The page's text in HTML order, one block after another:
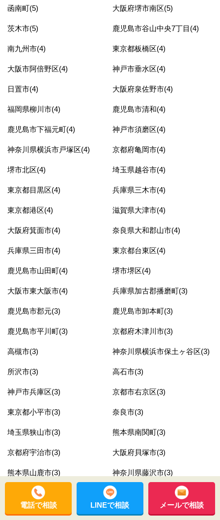
函南町(5) 大阪府堺市南区(5)
茨木市(5) 鹿児島市谷山中央7丁目(4)
南九州市(4) 東京都板橋区(4)
大阪市阿倍野区(4) 神戸市垂水区(4)
日置市(4) 大阪府泉佐野市(4)
福岡県柳川市(4) 鹿児島市清和(4)
鹿児島市下福元町(4) 神戸市須磨区(4)
神奈川県横浜市戸塚区(4) 京都府亀岡市(4)
堺市北区(4) 埼玉県越谷市(4)
東京都目黒区(4) 兵庫県三木市(4)
東京都港区(4) 滋賀県大津市(4)
大阪府箕面市(4) 奈良県大和郡山市(4)
兵庫県三田市(4) 東京都台東区(4)
鹿児島市山田町(4) 堺市堺区(4)
大阪市東大阪市(4) 兵庫県加古郡播磨町(3)
鹿児島市郡元(3) 鹿児島市卸本町(3)
鹿児島市平川町(3) 京都府木津川市(3)
高槻市(3) 神奈川県横浜市保土ヶ谷区(3)
所沢市(3) 高石市(3)
神戸市兵庫区(3) 京都市右京区(3)
東京都小平市(3) 奈良市(3)
埼玉県狭山市(3) 熊本県南関町(3)
京都府宇治市(3) 大阪府貝塚市(3)
熊本県山鹿市(3) 神奈川県藤沢市(3)
東京都北区(3) 兵庫県神戸市垂水区(3)
奈良県香芝市(3) 東京都葛飾区(3)
電話で相談 LINEで相談 メールで相談